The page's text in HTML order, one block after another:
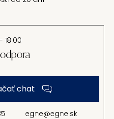
18:00
chat
egne@egne.sk